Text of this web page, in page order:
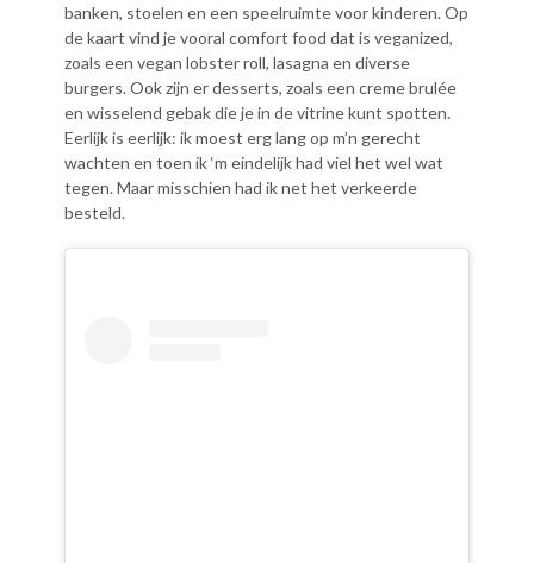
banken, stoelen en een speelruimte voor kinderen. Op
de kaart vind je vooral comfort food dat is veganized,
zoals een vegan lobster roll, lasagna en diverse
burgers. Ook zijn er desserts, zoals een creme brulée
en wisselend gebak die je in de vitrine kunt spotten.
Eerlijk is eerlijk: ik moest erg lang op m’n gerecht
wachten en toen ik ‘m eindelijk had viel het wel wat
tegen. Maar misschien had ik net het verkeerde
besteld.